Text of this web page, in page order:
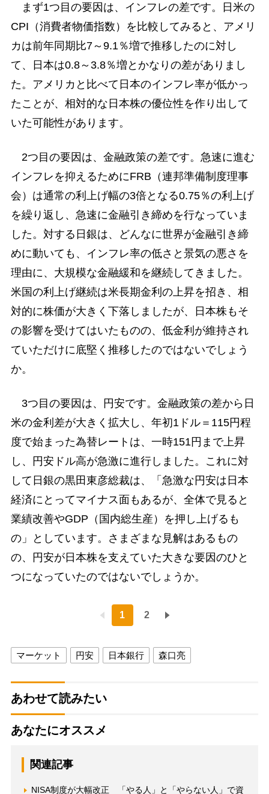
まず1つ目の要因は、インフレの差です。日米の
CPI（消費者物価指数）を比較してみると、アメリ
カは前年同期比7～9.1％増で推移したのに対し
て、日本は0.8～3.8％増とかなりの差がありまし
た。アメリカと比べて日本のインフレ率が低かっ
たことが、相対的な日本株の優位性を作り出して
いた可能性があります。
2つ目の要因は、金融政策の差です。急速に進む
インフレを抑えるためにFRB（連邦準備制度理事
会）は通常の利上げ幅の3倍となる0.75％の利上げ
を繰り返し、急速に金融引き締めを行なっていま
した。対する日銀は、どんなに世界が金融引き締
めに動いても、インフレ率の低さと景気の悪さを
理由に、大規模な金融緩和を継続してきました。
米国の利上げ継続は米長期金利の上昇を招き、相
対的に株価が大きく下落しましたが、日本株もそ
の影響を受けてはいたものの、低金利が維持され
ていただけに底堅く推移したのではないでしょう
か。
3つ目の要因は、円安です。金融政策の差から日
米の金利差が大きく拡大し、年初1ドル＝115円程
度で始まった為替レートは、一時151円まで上昇
し、円安ドル高が急激に進行しました。これに対
して日銀の黒田東彦総裁は、「急激な円安は日本
経済にとってマイナス面もあるが、全体で見ると
業績改善やGDP（国内総生産）を押し上げるも
の」としています。さまざまな見解はあるもの
の、円安が日本株を支えていた大きな要因のひと
つになっていたのではないでしょうか。
1 2
マーケット 円安 日本銀行 森口亮
あわせて読みたい
あなたにオススメ
関連記事
NISA制度が大幅改正 「やる人」と「やらない人」で資